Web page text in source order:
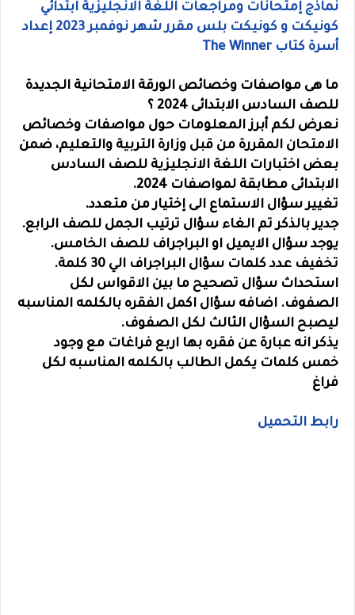
نماذج إمتحانات ومراجعات اللغة الانجليزية ابتدائي
كونيكت و كونيكت بلس مقرر شهر نوفمبر 2023 إعداد
أسرة كتاب The Winner
ما هى مواصفات وخصائص الورقة الامتحانية الجديدة
للصف السادس الابتدائى 2024 ؟
نعرض لكم أبرز المعلومات حول مواصفات وخصائص
الامتحان المقررة من قبل وزارة التربية والتعليم، ضمن
بعض اختبارات اللغة الانجليزية للصف السادس
الابتدائى مطابقة لمواصفات 2024.
تغيير سؤال الاستماع الى إختيار من متعدد.
جدير بالذكر تم الغاء سؤال ترتيب الجمل للصف الرابع.
يوجد سؤال الايميل او البراجراف للصف الخامس.
تخفيف عدد كلمات سؤال البراجراف الي 30 كلمة.
استحداث سؤال تصحيح ما بين الاقواس لكل
الصفوف. اضافه سؤال اكمل الفقره بالكلمه المناسبه
ليصبح السؤال الثالث لكل الصفوف.
يذكر انه عبارة عن فقره بها اربع فراغات مع وجود
خمس كلمات يكمل الطالب بالكلمه المناسبه لكل
فراغ
رابط التحميل